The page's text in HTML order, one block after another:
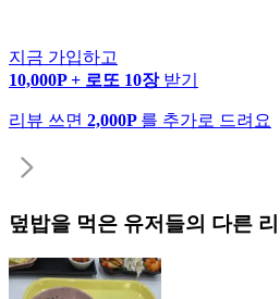
지금 가입하고
10,000P + 로또 10장 받기
리뷰 쓰면 2,000P 를 추가로 드려요
덮밥을 먹은 유저들의 다른